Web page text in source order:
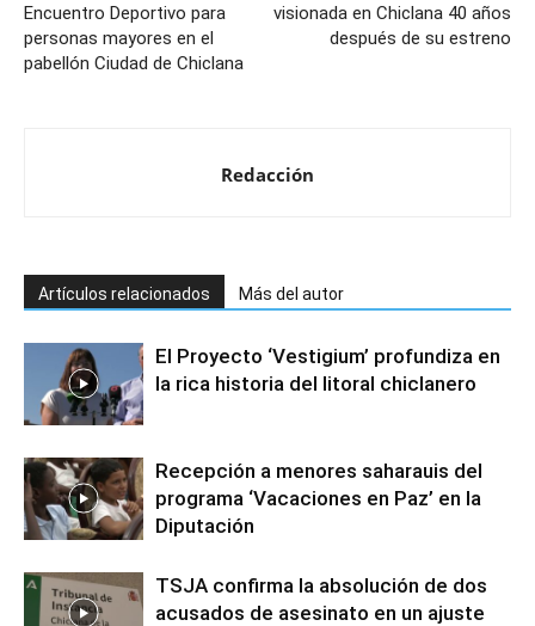
Encuentro Deportivo para
personas mayores en el
pabellón Ciudad de Chiclana
visionada en Chiclana 40 años
después de su estreno
Redacción
Artículos relacionados Más del autor
El Proyecto ‘Vestigium’ profundiza en
la rica historia del litoral chiclanero
Recepción a menores saharauis del
programa ‘Vacaciones en Paz’ en la
Diputación
TSJA confirma la absolución de dos
acusados de asesinato en un ajuste